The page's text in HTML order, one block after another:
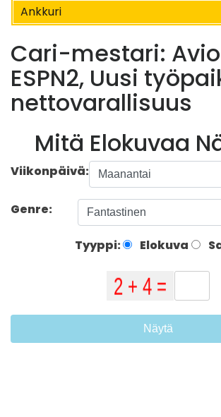
Ankkuri
Cari-mestari:
ESPN2, Uusi
nettovarallisuus
Mitä Elokuvaa
Viikonpäivä:
Genre:
Tyyppi: Elokuva
Näytä